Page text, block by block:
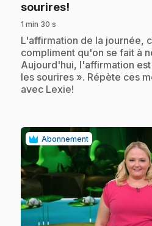
sourires!
1 min 30 s
.L'affirmation de la journée,
compliment qu'on se fait à
Aujourd'hui, l'affirmation
les sourires ». Répète ces
avec Lexie!
Abonnement